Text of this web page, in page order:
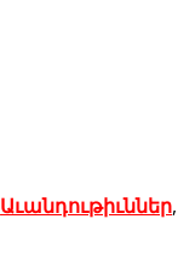
Աւանդութիւններ,